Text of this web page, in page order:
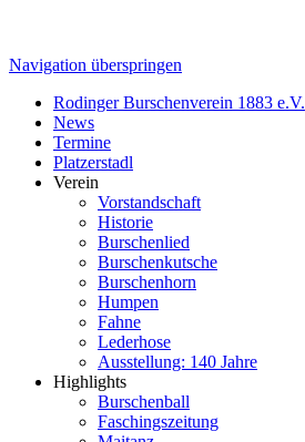
Navigation überspringen
Rodinger Burschenverein 1883 e.V.
News
Termine
Platzerstadl
Verein
Vorstandschaft
Historie
Burschenlied
Burschenkutsche
Burschenhorn
Humpen
Fahne
Lederhose
Ausstellung: 140 Jahre
Highlights
Burschenball
Faschingszeitung